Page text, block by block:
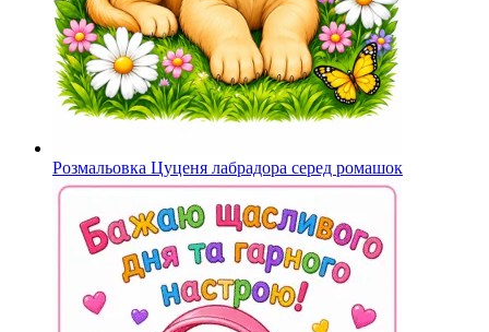
Розмальовка Цуценя лабрадора серед ромашок